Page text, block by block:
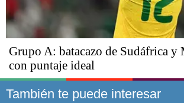
Grupo A: batacazo de Sudáfrica y
con puntaje ideal
También te puede interesar